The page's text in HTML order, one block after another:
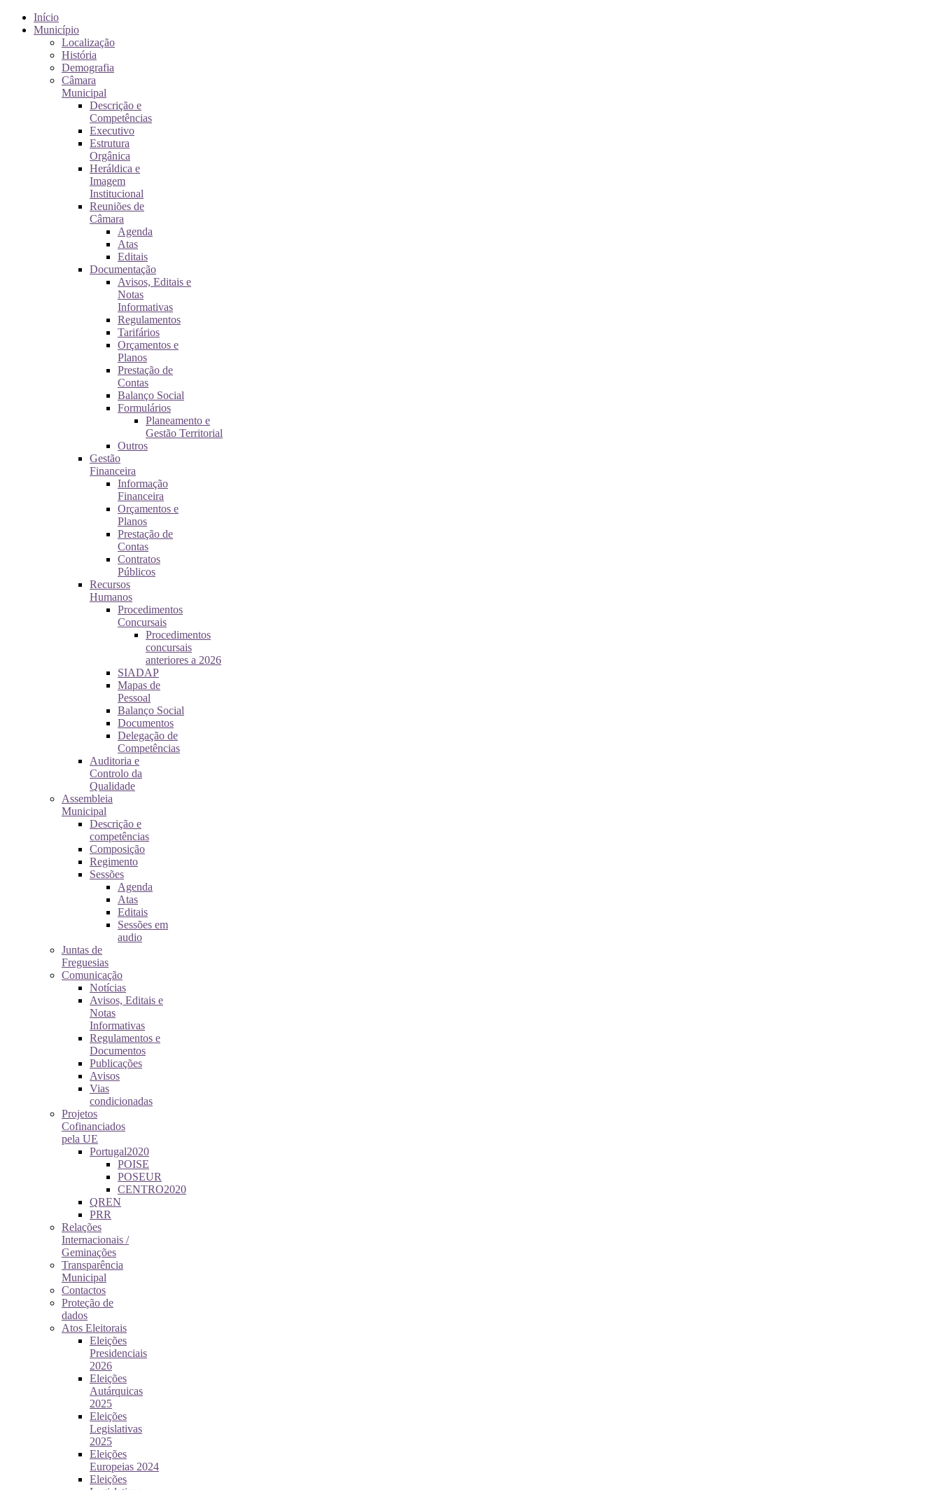
Início
Município
Localização
História
Demografia
Câmara
Municipal
Descrição e
Competências
Executivo
Estrutura
Orgânica
Heráldica e
Imagem
Institucional
Reuniões de
Câmara
Agenda
Atas
Editais
Documentação
Avisos, Editais e
Notas
Informativas
Regulamentos
Tarifários
Orçamentos e
Planos
Prestação de
Contas
Balanço Social
Formulários
Planeamento e
Gestão Territorial
Outros
Gestão
Financeira
Informação
Financeira
Orçamentos e
Planos
Prestação de
Contas
Contratos
Públicos
Recursos
Humanos
Procedimentos
Concursais
Procedimentos
concursais
anteriores a 2026
SIADAP
Mapas de
Pessoal
Balanço Social
Documentos
Delegação de
Competências
Auditoria e
Controlo da
Qualidade
Assembleia
Municipal
Descrição e
competências
Composição
Regimento
Sessões
Agenda
Atas
Editais
Sessões em
audio
Juntas de
Freguesias
Comunicação
Notícias
Avisos, Editais e
Notas
Informativas
Regulamentos e
Documentos
Publicações
Avisos
Vias
condicionadas
Projetos
Cofinanciados
pela UE
Portugal2020
POISE
POSEUR
CENTRO2020
QREN
PRR
Relações
Internacionais /
Geminações
Transparência
Municipal
Contactos
Proteção de
dados
Atos Eleitorais
Eleições
Presidenciais
2026
Eleições
Autárquicas
2025
Eleições
Legislativas
2025
Eleições
Europeias 2024
Eleições